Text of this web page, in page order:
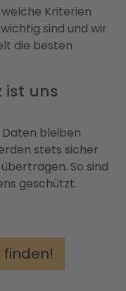
welche Kriterien
sind und wir
die besten
ist uns
bleiben
stets sicher
So sind
geschützt.
finden!